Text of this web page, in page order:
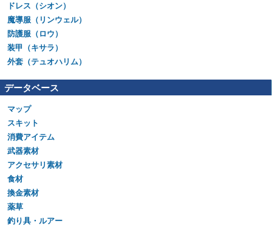
ドレス（シオン）
魔導服（リンウェル）
防護服（ロウ）
装甲（キサラ）
外套（テュオハリム）
データベース
マップ
スキット
消費アイテム
武器素材
アクセサリ素材
食材
換金素材
薬草
釣り具・ルアー